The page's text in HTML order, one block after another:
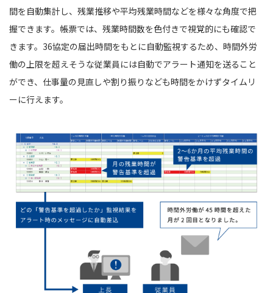
間を自動集計し、残業推移や平均残業時間などを様々な角度で把
握できます。帳票では、残業時間数を色付きで視覚的にも確認で
きます。36協定の届出時間をもとに自動監視するため、時間外労
働の上限を超えそうな従業員には自動でアラート通知を送ること
ができ、仕事量の見直しや割り振りなども時間をかけずタイムリ
ーに行えます。